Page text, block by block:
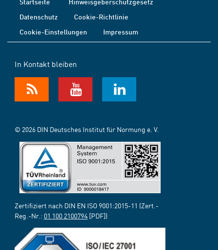
Datenschutz
Cookie-Richtlinie
Cookie-Einstellungen
Impressum
In Kontakt bleiben
© 2026 DIN Deutsches Institut für Normung e. V.
Zertifiziert nach DIN EN ISO 9001:2015-11 (Zert.-
Reg.-Nr.: 01 100 2100794 [PDF])